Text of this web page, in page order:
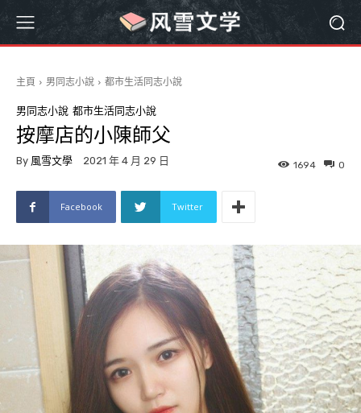
主頁 男同志小說 都市生活同志小說
男同志小說 都市生活同志小說
按摩店的小陳師父
By 風雪文學 2021 年 4 月 29 日 0
1694
Facebook Twitter